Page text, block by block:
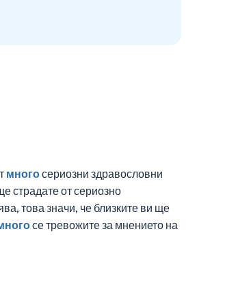
многосериозни здравословни
страдате от сериозно
това значи, че близките ви ще
се тревожите за мнението на